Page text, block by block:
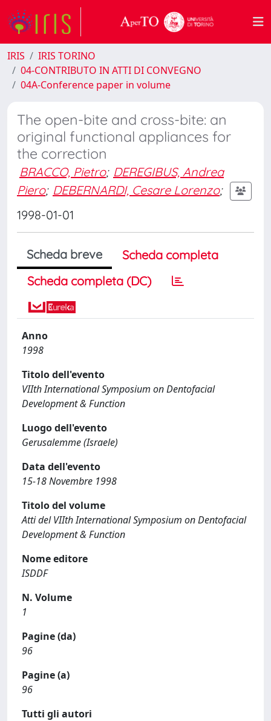
IRIS
IRIS TORINO
04-CONTRIBUTO IN ATTI DI CONVEGNO
04A-Conference paper in volume
The open-bite and cross-bite: an
original functional appliances for
the correction
BRACCO, Pietro; DEREGIBUS, Andrea
Piero; DEBERNARDI, Cesare Lorenzo;
1998-01-01
Scheda breve
Scheda completa
Scheda completa (DC)
Anno
1998
Titolo dell'evento
VIIth International Symposium on Dentofacial
Development & Function
Luogo dell'evento
Gerusalemme (Israele)
Data dell'evento
15-18 Novembre 1998
Titolo del volume
Atti del VIIth International Symposium on Dentofacial
Development & Function
Nome editore
ISDDF
N. Volume
1
Pagine (da)
96
Pagine (a)
96
Tutti gli autori